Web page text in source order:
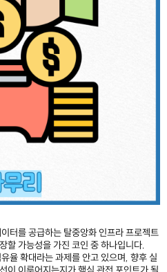
터를 공급하는 탈중앙화 인프라 프로젝트
할 가능성을 가진 코인 중 하나입니다.
율 확대라는 과제를 안고 있으며, 향후 실